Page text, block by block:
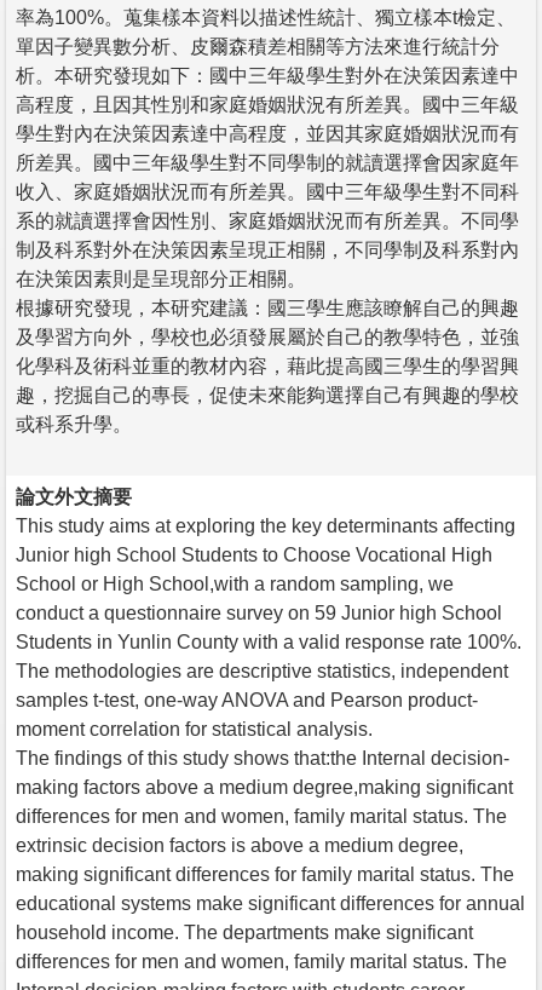
率為100%。蒐集樣本資料以描述性統計、獨立樣本t檢定、
單因子變異數分析、皮爾森積差相關等方法來進行統計分
析。本研究發現如下：國中三年級學生對外在決策因素達中
高程度，且因其性別和家庭婚姻狀況有所差異。國中三年級
學生對內在決策因素達中高程度，並因其家庭婚姻狀況而有
所差異。國中三年級學生對不同學制的就讀選擇會因家庭年
收入、家庭婚姻狀況而有所差異。國中三年級學生對不同科
系的就讀選擇會因性別、家庭婚姻狀況而有所差異。不同學
制及科系對外在決策因素呈現正相關，不同學制及科系對內
在決策因素則是呈現部分正相關。
根據研究發現，本研究建議：國三學生應該瞭解自己的興趣
及學習方向外，學校也必須發展屬於自己的教學特色，並強
化學科及術科並重的教材內容，藉此提高國三學生的學習興
趣，挖掘自己的專長，促使未來能夠選擇自己有興趣的學校
或科系升學。
論文外文摘要
This study aims at exploring the key determinants affecting
Junior high School Students to Choose Vocational High
School or High School,with a random sampling, we
conduct a questionnaire survey on 59 Junior high School
Students in Yunlin County with a valid response rate 100%.
The methodologies are descriptive statistics, independent
samples t-test, one-way ANOVA and Pearson product-
moment correlation for statistical analysis.
The findings of this study shows that:the Internal decision-
making factors above a medium degree,making significant
differences for men and women, family marital status. The
extrinsic decision factors is above a medium degree,
making significant differences for family marital status. The
educational systems make significant differences for annual
household income. The departments make significant
differences for men and women, family marital status. The